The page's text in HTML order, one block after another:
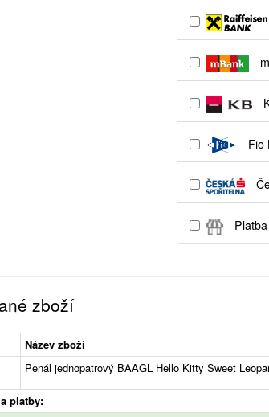
Fio
zboží
Název zboží
Penál jednopatrový BAAGL Hello Kitty Sweet
platby: